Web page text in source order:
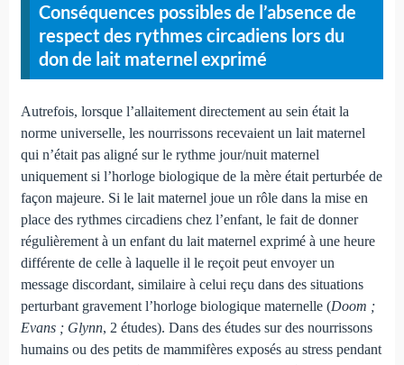
Conséquences possibles de l’absence de
respect des rythmes circadiens lors du
don de lait maternel exprimé
Autrefois, lorsque l’allaitement directement au sein était la
norme universelle, les nourrissons recevaient un lait maternel
qui n’était pas aligné sur le rythme jour/nuit maternel
uniquement si l’horloge biologique de la mère était perturbée de
façon majeure. Si le lait maternel joue un rôle dans la mise en
place des rythmes circadiens chez l’enfant, le fait de donner
régulièrement à un enfant du lait maternel exprimé à une heure
différente de celle à laquelle il le reçoit peut envoyer un
message discordant, similaire à celui reçu dans des situations
perturbant gravement l’horloge biologique maternelle (Doom ;
Evans ; Glynn, 2 études). Dans des études sur des nourrissons
humains ou des petits de mammifères exposés au stress pendant